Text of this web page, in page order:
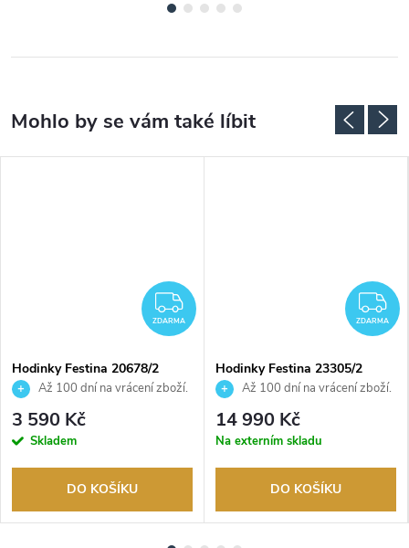
ZDARMA
ZDARMA
Hodinky Festina 20678/2
Až 100 dní na vrácení zboží.
Autorizovaný prodejce.
3 590 Kč
Skladem
DO KOŠÍKU
ZDARMA
Hodinky Festina 23305/2
Až 100 dní na vrácení zboží.
Autorizovaný prodejce.
14 990 Kč
Na externím skladu
DO KOŠÍKU